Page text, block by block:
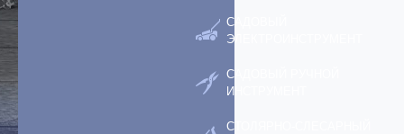
САДОВЫЙ
ЭЛЕКТРОИНСТРУМЕНТ
САДОВЫЙ РУЧНОЙ
ИНСТРУМЕНТ
СТОЛЯРНО-СЛЕСАРНЫЙ